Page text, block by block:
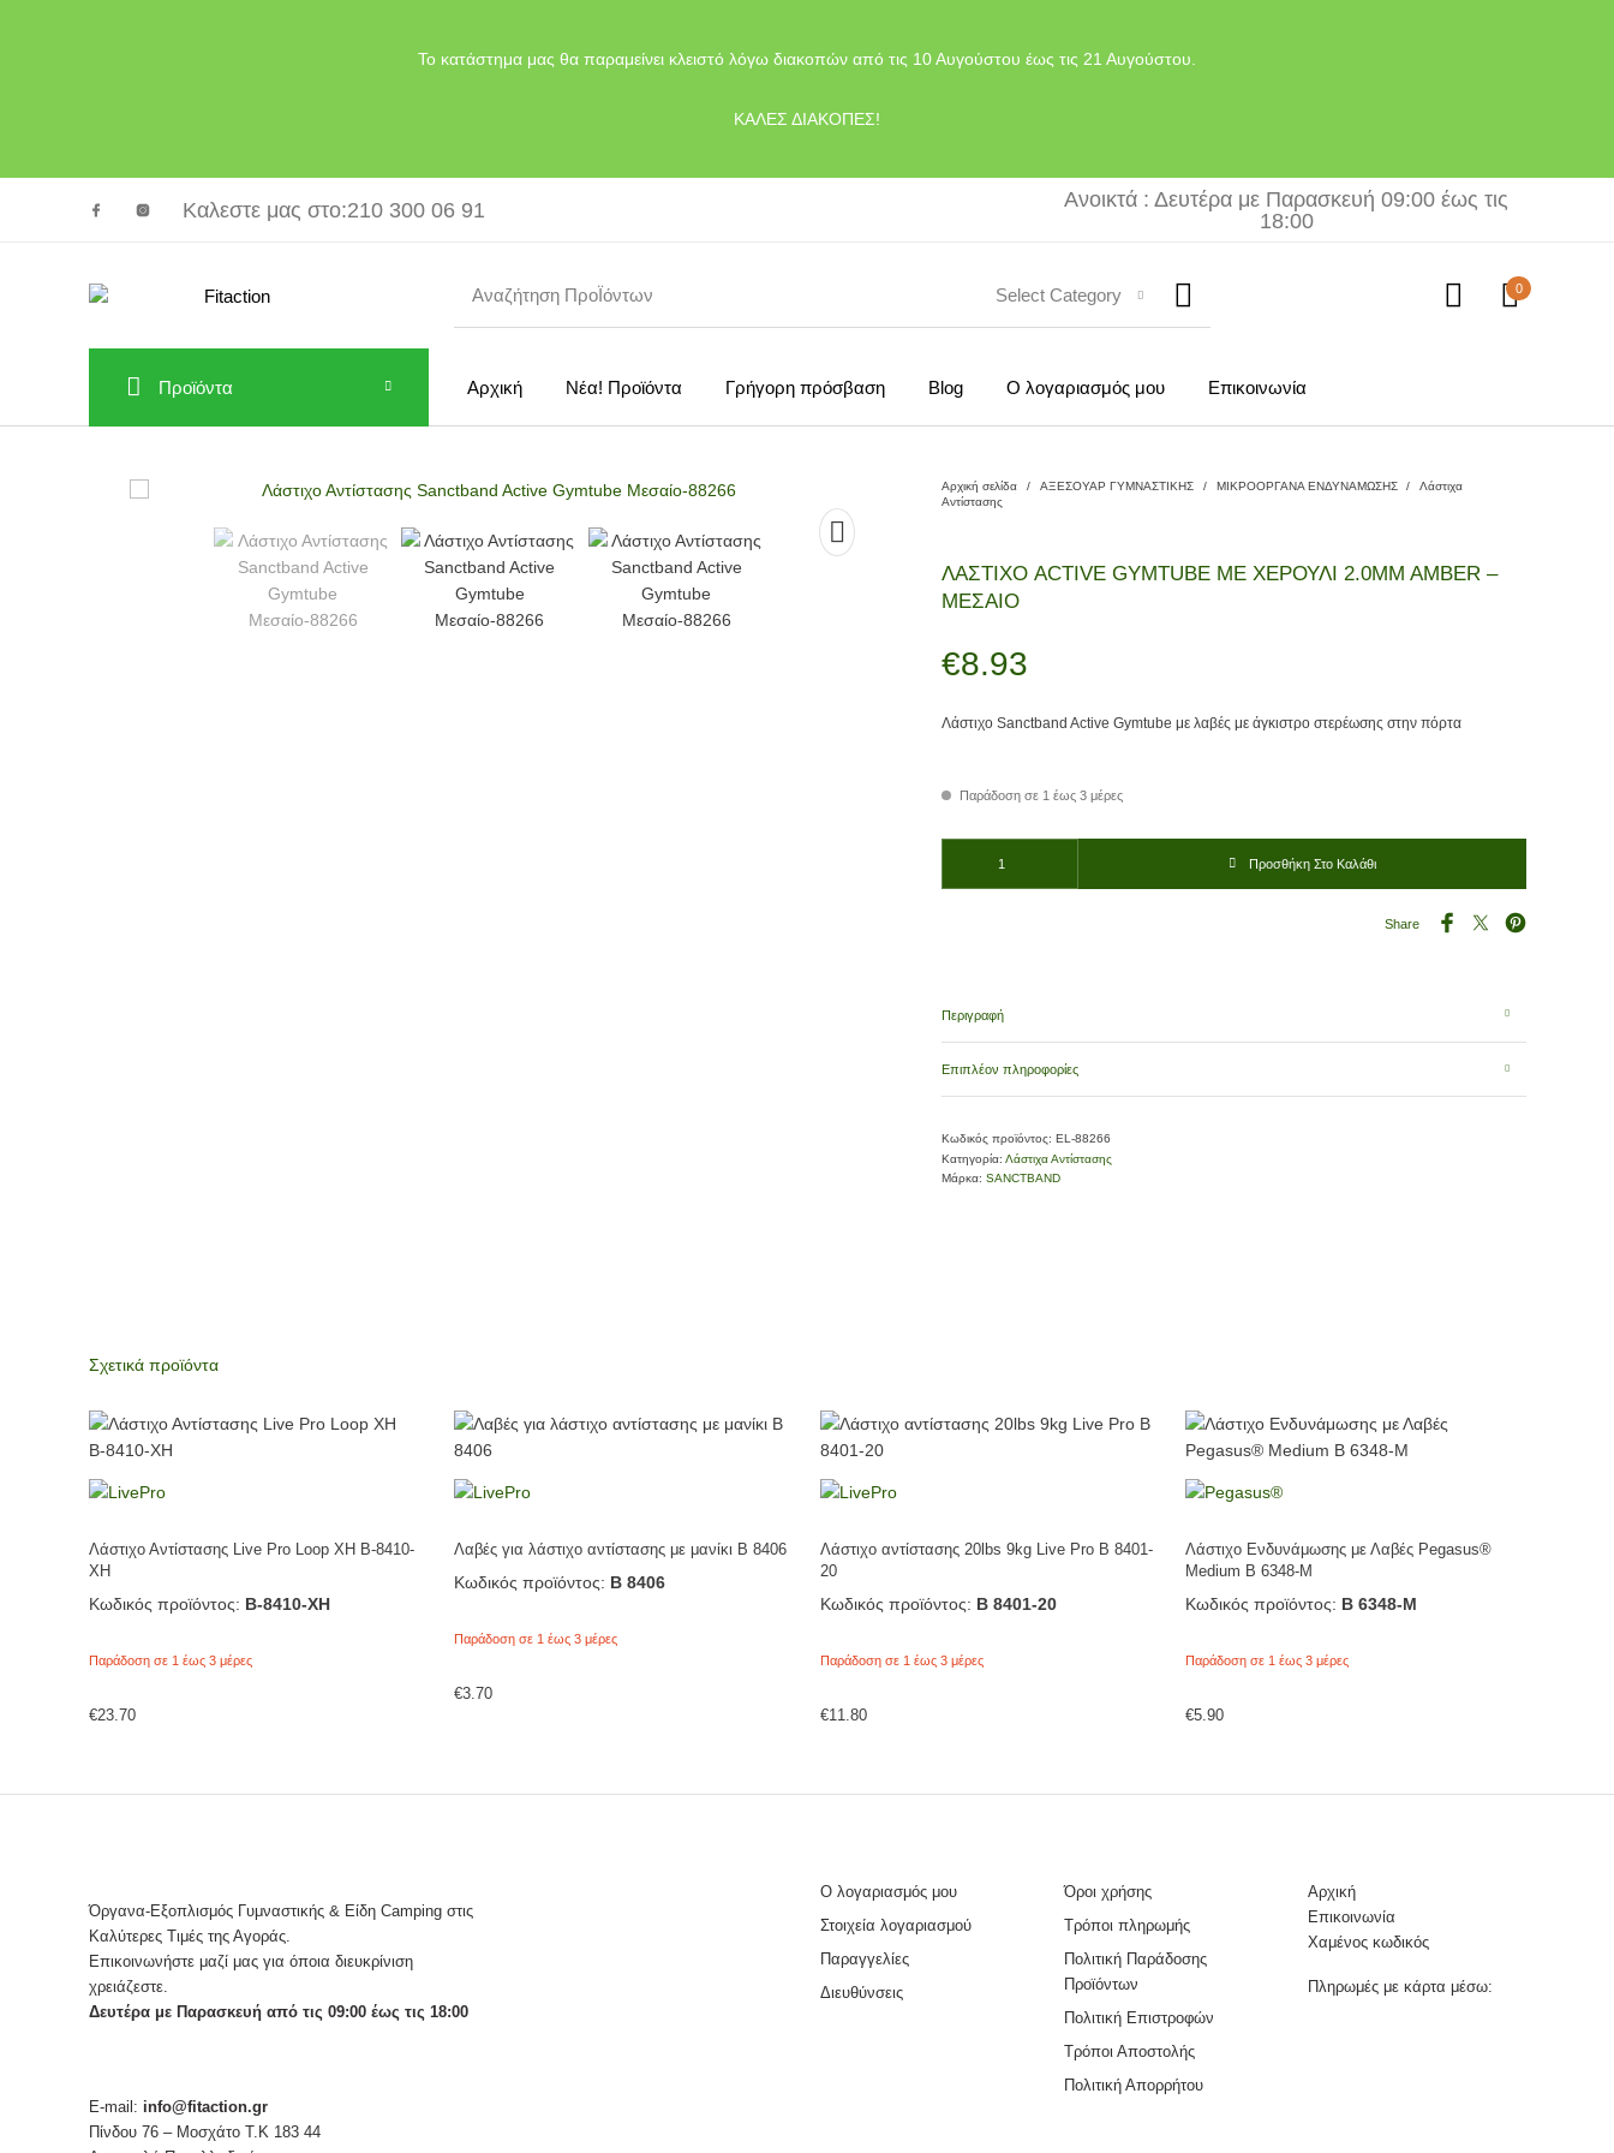
Το κατάστημα μας θα παραμείνει κλειστό λόγω διακοπών από τις 10 Αυγούστου έως τις 21 Αυγούστου.
ΚΑΛΕΣ ΔΙΑΚΟΠΕΣ!
Καλεστε μας στο:210 300 06 91
Ανοικτά : Δευτέρα με Παρασκευή 09:00 έως τις
18:00
Select Category 0
Αρχική Νέα! Προϊόντα Γρήγορη πρόσβαση Blog Ο λογαριασμός μου Επικοινωνία
Προϊόντα
Αρχική σελίδα / ΑΞΕΣΟΥΑΡ ΓΥΜΝΑΣΤΙΚΗΣ / ΜΙΚΡΟΟΡΓΑΝΑ ΕΝΔΥΝΑΜΩΣΗΣ /
Λάστιχα
Αντίστασης
ΛΑΣΤΙΧΟ ACTIVE GYMTUBE ΜΕ ΧΕΡΟΥΛΙ 2.0MM AMBER –
ΜΕΣΑΙΟ
€8.93
Λάστιχο Sanctband Active Gymtube με λαβές με άγκιστρο στερέωσης στην πόρτα
Παράδοση σε 1 έως 3 μέρες
Προσθήκη Στο Καλάθι
Share
Περιγραφή
Επιπλέον πληροφορίες
Κωδικός προϊόντος: EL-88266
Κατηγορία: Λάστιχα Αντίστασης
Μάρκα: SANCTBAND
Σχετικά προϊόντα
Λάστιχο Αντίστασης Live Pro Loop XH Β-8410-
XH
Κωδικός προϊόντος: Β-8410-XH
Παράδοση σε 1 έως 3 μέρες
€23.70
Λαβές για λάστιχο αντίστασης με μανίκι Β 8406
Κωδικός προϊόντος: Β 8406
Παράδοση σε 1 έως 3 μέρες
€3.70
Λάστιχο αντίστασης 20lbs 9kg Live Pro Β 8401-
20
Κωδικός προϊόντος: Β 8401-20
Παράδοση σε 1 έως 3 μέρες
€11.80
Λάστιχο Ενδυνάμωσης με Λαβές Pegasus®
Medium Β 6348-M
Κωδικός προϊόντος: Β 6348-M
Παράδοση σε 1 έως 3 μέρες
€5.90
Όργανα-Εξοπλισμός Γυμναστικής & Είδη Camping στις
Καλύτερες Τιμές της Αγοράς.
Επικοινωνήστε μαζί μας για όποια διευκρίνιση
χρειάζεστε.
Δευτέρα με Παρασκευή από τις 09:00 έως τις 18:00
E-mail: info@fitaction.gr
Πίνδου 76 – Μοσχάτο Τ.Κ 183 44
Ο λογαριασμός μου
Στοιχεία λογαριασμού
Παραγγελίες
Διευθύνσεις
Όροι χρήσης
Τρόποι πληρωμής
Πολιτική Παράδοσης
Προϊόντων
Πολιτική Επιστροφών
Τρόποι Αποστολής
Πολιτική Απορρήτου
Αρχική
Επικοινωνία
Χαμένος κωδικός
Πληρωμές με κάρτα μέσω: